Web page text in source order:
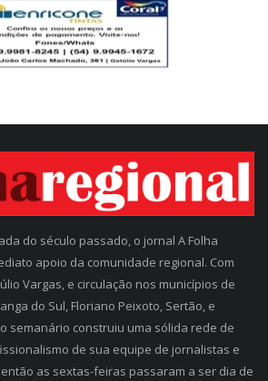
do século passado, o jornal A Folha
apoio da comunidade regional. Com
Vargas, e circulação nos municípios de
do Sul, Floriano Peixoto, Sertão, e
semanário construiu uma sólida rede de
de sua equipe de jornalistas e
as sextas-feiras passaram a ser dia de